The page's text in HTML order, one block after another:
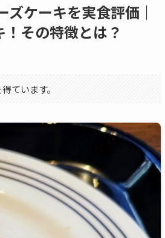
ケーキを実食評価｜
その特徴とは？
ています。